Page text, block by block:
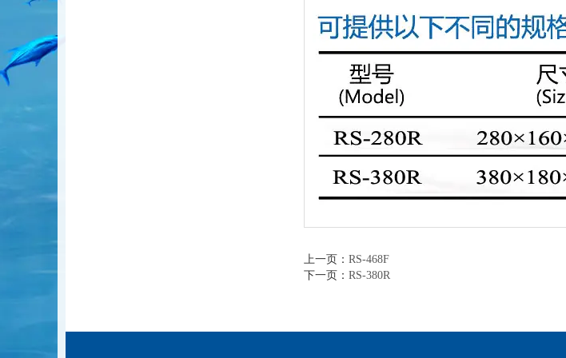
上一页： RS-468F
下一页： RS-380R